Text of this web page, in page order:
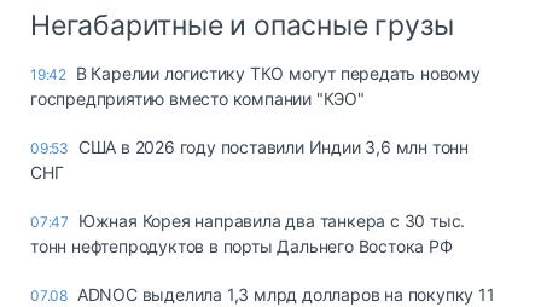
Негабаритные и опасные грузы
19:42 В Карелии логистику ТКО могут передать новому
госпредприятию вместо компании "КЭО"
09:53
США в 2026 году поставили Индии 3,6 млн тонн
СНГ
07:47
Южная Корея направила два танкера с 30 тыс.
тонн нефтепродуктов в порты Дальнего Востока РФ
07.08 ADNOC выделила 1,3 млрд долларов на покупку 11